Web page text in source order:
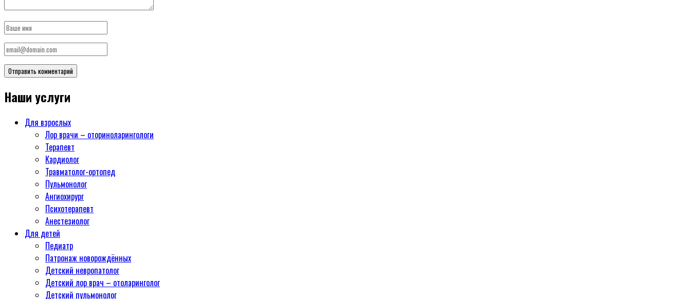
Наши услуги
Для взрослых
Лор врачи – оториноларингологи
Терапевт
Кардиолог
Травматолог-ортопед
Пульмонолог
Ангиохирург
Психотерапевт
Aнестезиолог
Для детей
Педиатр
Патронаж новорождённых
Детский невропатолог
Детский лор врач – отоларинголог
Детский пульмонолог